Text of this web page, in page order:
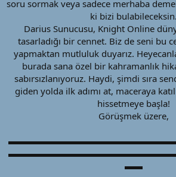
soru sormak veya sadece merhaba
ki bizi bulabileceksin.
Darius Sunucusu, Knight Online
tasarladığı bir cennet. Biz de seni bu
yapmaktan mutluluk duyarız.
burada sana özel bir kahramanlık
sabırsızlanıyoruz. Haydi, şimdi sıra
giden yolda ilk adımı at, maceraya
hissetmeye başla!
Görüşmek üzere,
▬▬